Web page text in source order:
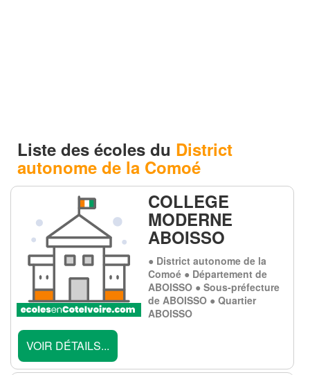
Liste des écoles du District
autonome de la Comoé
COLLEGE
MODERNE
ABOISSO
● District autonome de la
Comoé ● Département de
ABOISSO ● Sous-préfecture
de ABOISSO ● Quartier
ABOISSO
VOIR DÉTAILS...